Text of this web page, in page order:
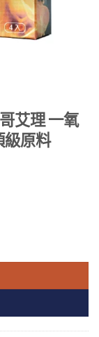
艾理 一氧
級原料